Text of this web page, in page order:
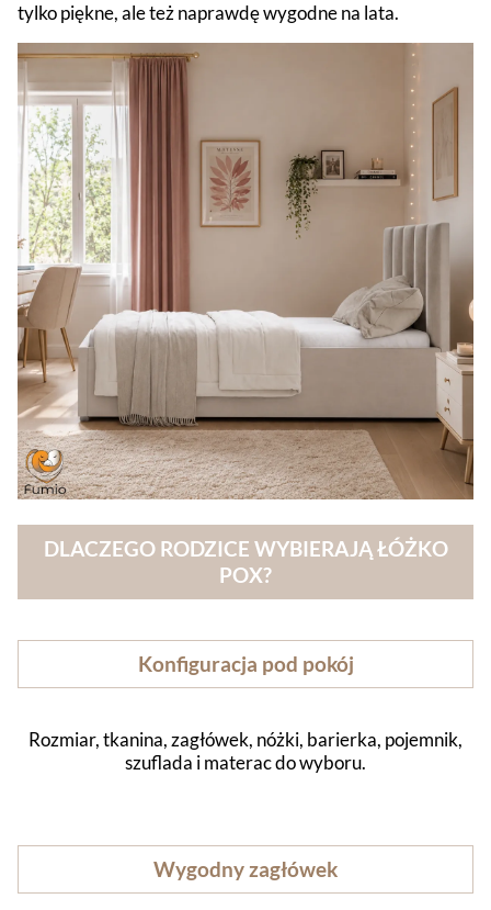
tylko piękne, ale też naprawdę wygodne na lata.
DLACZEGO RODZICE WYBIERAJĄ ŁÓŻKO
POX?
Konfiguracja pod pokój
Rozmiar, tkanina, zagłówek, nóżki, barierka, pojemnik,
szuflada i materac do wyboru.
Wygodny zagłówek